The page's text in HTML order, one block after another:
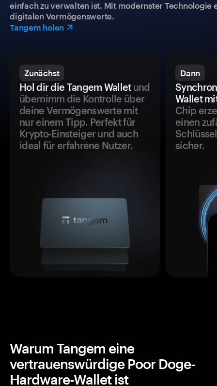
einfach zu verwalten ist. Mit modernster
digitalen Vermögenswerte.
Tangem holen
Zunächst
Hol dir die Tangem Walletund
übernimm die Kontrolle über
deine Vermögenswerte mit
nur einem Tipp. Perfekt für
Krypto-Einsteiger und auch
ideal für erfahrene Nutzer.
Dann
Wallet
Chip
einen
sicher.
Warum Tangem eine
vertrauenswürdige Poor Doge-
Hardware-Wallet ist